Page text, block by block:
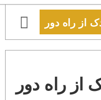
از راه دور
از راه دور